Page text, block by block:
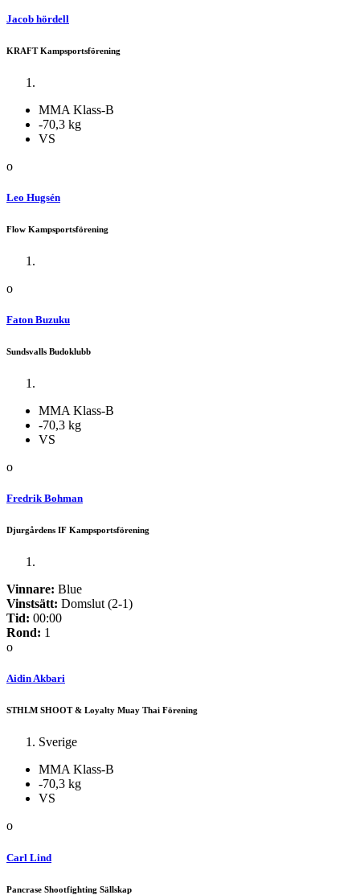
Jacob hördell
KRAFT Kampsportsförening
MMA Klass-B
-70,3 kg
VS
o
Leo Hugsén
Flow Kampsportsförening
o
Faton Buzuku
Sundsvalls Budoklubb
MMA Klass-B
-70,3 kg
VS
o
Fredrik Bohman
Djurgårdens IF Kampsportsförening
Vinnare: Blue
Vinstsätt: Domslut (2-1)
Tid: 00:00
Rond: 1
o
Aidin Akbari
STHLM SHOOT & Loyalty Muay Thai Förening
Sverige
MMA Klass-B
-70,3 kg
VS
o
Carl Lind
Pancrase Shootfighting Sällskap